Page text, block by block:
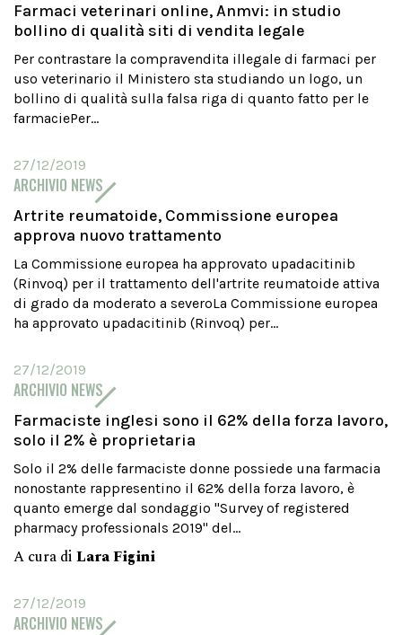
Farmaci veterinari online, Anmvi: in studio
bollino di qualità siti di vendita legale
Per contrastare la compravendita illegale di farmaci per
uso veterinario il Ministero sta studiando un logo, un
bollino di qualità sulla falsa riga di quanto fatto per le
farmaciePer...
27/12/2019
ARCHIVIO NEWS
Artrite reumatoide, Commissione europea
approva nuovo trattamento
La Commissione europea ha approvato upadacitinib
(Rinvoq) per il trattamento dell'artrite reumatoide attiva
di grado da moderato a severoLa Commissione europea
ha approvato upadacitinib (Rinvoq) per...
27/12/2019
ARCHIVIO NEWS
Farmaciste inglesi sono il 62% della forza lavoro,
solo il 2% è proprietaria
Solo il 2% delle farmaciste donne possiede una farmacia
nonostante rappresentino il 62% della forza lavoro, è
quanto emerge dal sondaggio "Survey of registered
pharmacy professionals 2019" del...
A cura di Lara Figini
27/12/2019
ARCHIVIO NEWS